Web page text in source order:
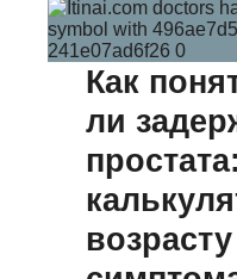
Как
ли
простата: